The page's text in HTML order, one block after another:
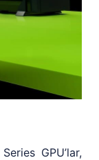
GPU’lar,